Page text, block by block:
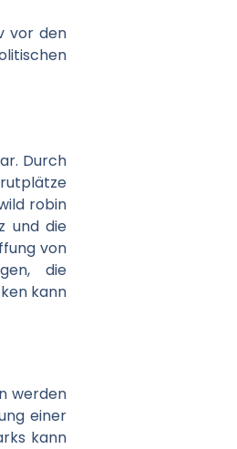
vor den
Durch
robin
und die
von
die
kann
werden
einer
kann